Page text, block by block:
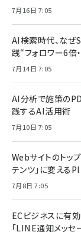
7月16日 7:05
AI検索時代、なぜ
践“フォロワー6倍
7月14日 7:05
AI分析で施策の
践するAI活用術
7月10日 7:05
Webサイトのトッ
テンツ」に変える
7月8日 7:05
ECビジネスに有
「LINE通知メッセ